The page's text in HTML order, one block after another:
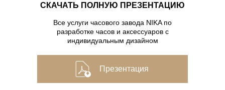
Презентация
СКАЧАТЬ ПОЛНУЮ ПРЕЗЕНТАЦИЮ
Все услуги часового завода NIKA по
разработке часов и аксессуаров с
индивидуальным дизайном